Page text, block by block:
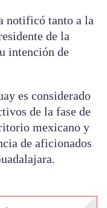
notificó tanto a la
de la
intención de
es considerado
de la fase de
mexicano y
de aficionados